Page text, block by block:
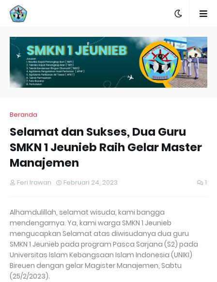
Beranda
Selamat dan Sukses, Dua Guru
SMKN 1 Jeunieb Raih Gelar Master
Manajemen
Feri Irawan Februari 24, 2023 1
Alhamdulillah, selamat wisuda, kami bangga
mendengarnya. Ya, kami warga SMKN 1 Jeunieb
mengucapkan Selamat atas diwisudanya dua guru
SMKN 1 Jeunieb pada program Pasca Sarjana (S2) pada
Universitas Islam Kebangsaan Islam Indonesia (UNIKI)
Bireuen dengan gelar Magister Manajemen, Sabtu
(25/2/2023).